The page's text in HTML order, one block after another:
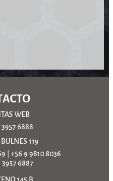
WEB
3957 6888
BULNES 119
+56 9 9810 8036
3957 6887